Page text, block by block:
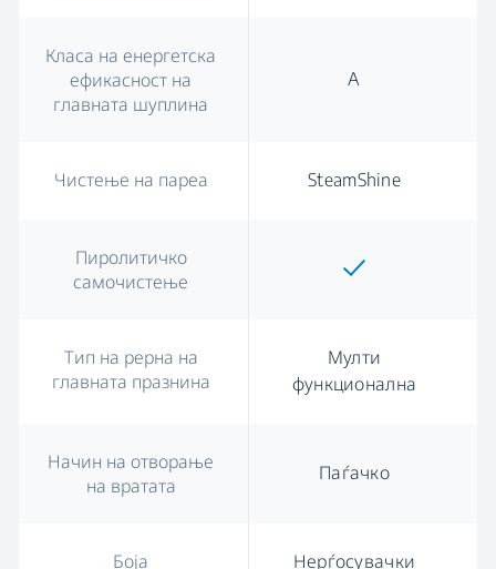
Класа на енергетска
ефикасност на
главната шуплина
A
Чистење на пареа SteamShine
Пиролитичко
самочистење
Тип на рерна на
главната празнина
Мулти
функционална
Начин на отворање
на вратата
Паѓачко
Боја Нерѓосувачки